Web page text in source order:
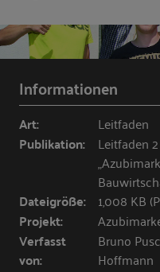
Informationen
Art: Leitfaden
Publikation:
Leitfaden
Dateigröße: 1,008 KB
Projekt:
Verfasst
von:
Bruno
Hoffmann